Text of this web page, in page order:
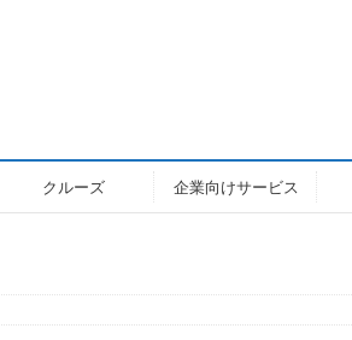
クルーズ 企業向けサービス